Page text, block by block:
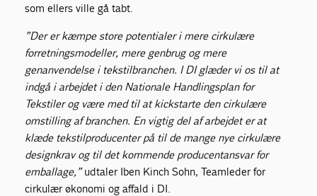
som ellers ville gå tabt.
”Der er kæmpe store potentialer i mere cirkulære
forretningsmodeller, mere genbrug og mere
genanvendelse i tekstilbranchen. I DI glæder vi os til at
indgå i arbejdet i den Nationale Handlingsplan for
Tekstiler og være med til at kickstarte den cirkulære
omstilling af branchen. En vigtig del af arbejdet er at
klæde tekstilproducenter på til de mange nye cirkulære
designkrav og til det kommende producentansvar for
emballage,”udtaler Iben Kinch Sohn, Teamleder for
cirkulær økonomi og affald i DI.